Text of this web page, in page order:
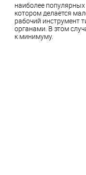
наиболее
котором делается
рабочий инструмент
органами. В этом
к минимуму.